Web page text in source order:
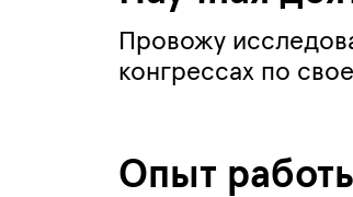
Провожу
конгрессах по
Опыт